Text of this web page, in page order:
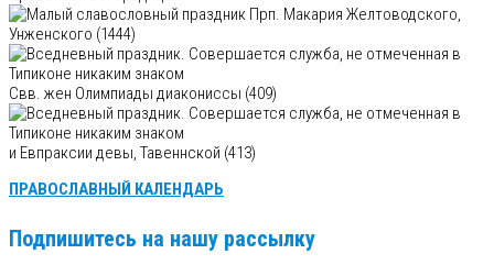
Прп. Макария Желтоводского,
Унженского (1444)
Свв. жен Олимпиады диакониссы (409)
и Евпраксии девы, Тавеннской (413)
ПРАВОСЛАВНЫЙ КАЛЕНДАРЬ
Подпишитесь на нашу рассылку